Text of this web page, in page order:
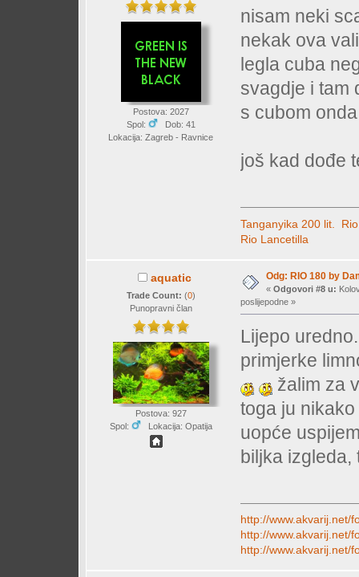
Postova: 2027
Spol:
Dob: 41
Lokacija: Zagreb - Ravnice
nisam neki
nekak ova
legla cuba
svagdje i tam
s cubom
još kad dođe
Tanganyika 200 lit.
Rio Lancetilla
aquatic
Trade Count: (0)
Punopravni član
Postova: 927
Spol:
Lokacija: Opatija
Odg: RIO 180 by
« Odgovori #8 u:
poslijepodne »
Lijepo
primjerke
žalim za
toga ju
uopće
biljka
http://www.akvarij.net/
http://www.akvarij.net/
http://www.akvarij.net/